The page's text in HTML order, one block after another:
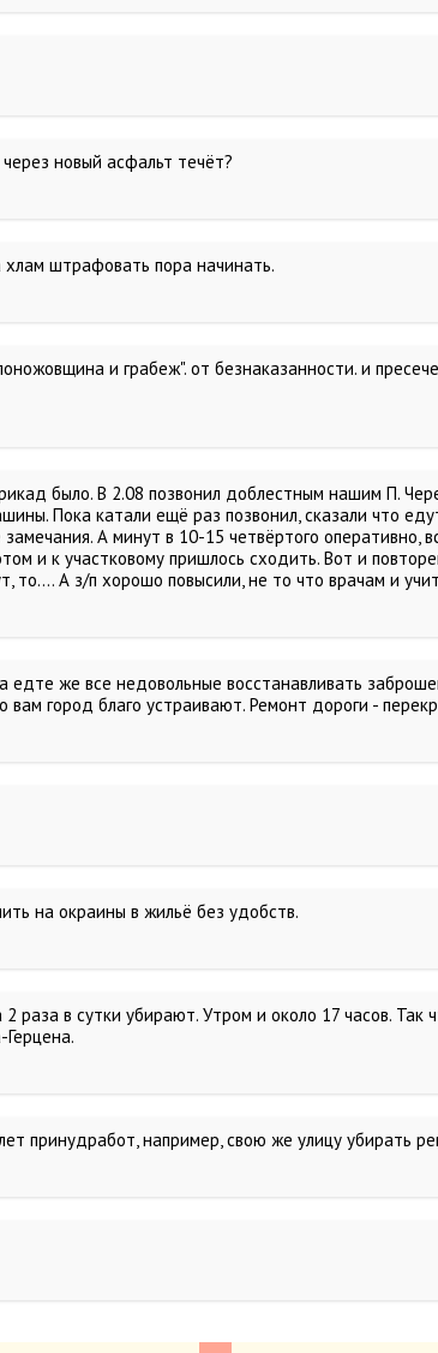
новый асфальт течёт?
штрафовать пора начинать.
и грабеж". от безнаказанности. и
было. В 2.08 позвонил доблестным нашим П.
Пока катали ещё раз позвонил, сказали что
А минут в 10-15 четвёртого оперативно,
и к участковому пришлось сходить. Вот и
то.... А з/п хорошо повысили, не то что врачам и
же все недовольные восстанавливать
вам город благо устраивают. Ремонт дороги -
на окраины в жильё без удобств.
раза в сутки убирают. Утром и около 17 часов. Так
принудработ, например, свою же улицу убирать